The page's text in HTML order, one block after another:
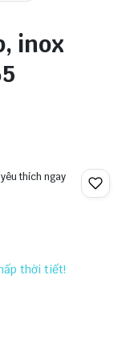
inox
thích ngay
thời tiết!